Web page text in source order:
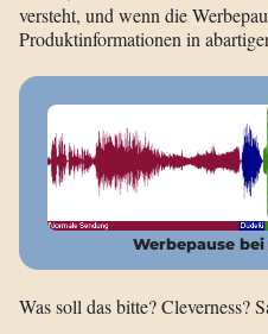
versteht, und wenn die
Produktinformationen in
Werbepause bei
Was soll das bitte? Cleverness?